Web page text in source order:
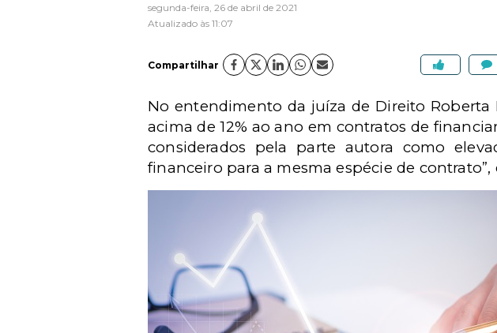
segunda-feira, 26 de abril de 2021
Atualizado às 11:07
Compartilhar
No entendimento da juíza de Direito Roberta
acima de 12% ao ano em contratos de
considerados pela parte autora como
financeiro para a mesma espécie de contrato”,